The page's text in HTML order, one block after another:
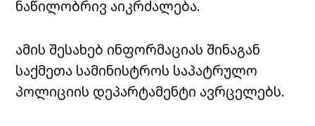
ნაწილობრივ აიკრძალება.
ამის შესახებ ინფორმაციას შინაგან
საქმეთა სამინისტროს საპატრულო
პოლიციის დეპარტამენტი ავრცელებს.